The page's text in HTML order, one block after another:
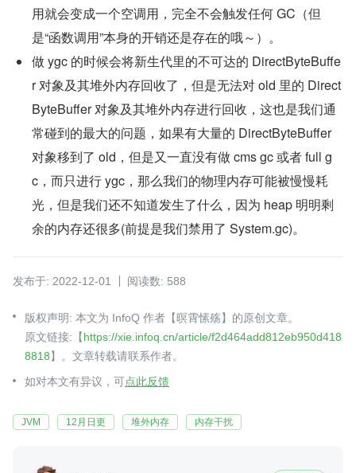
用就会变成一个空调用，完全不会触发任何 GC（但
是“函数调用”本身的开销还是存在的哦～）。
做 ygc 的时候会将新生代里的不可达的 DirectByteBuffe
r 对象及其堆外内存回收了，但是无法对 old 里的 Direct
ByteBuffer 对象及其堆外内存进行回收，这也是我们通
常碰到的最大的问题，如果有大量的 DirectByteBuffer
对象移到了 old，但是又一直没有做 cms gc 或者 full g
c，而只进行 ygc，那么我们的物理内存可能被慢慢耗
光，但是我们还不知道发生了什么，因为 heap 明明剩
余的内存还很多(前提是我们禁用了 System.gc)。
发布于: 2022-12-01 阅读数: 588
版权声明: 本文为 InfoQ 作者【暝霄愫殇】的原创文章。
原文链接:【https://xie.infoq.cn/article/f2d464add812eb950d418
8818】。文章转载请联系作者。
如对本文有异议，可点此反馈
JVM 12月日更 堆外内存 内存干扰